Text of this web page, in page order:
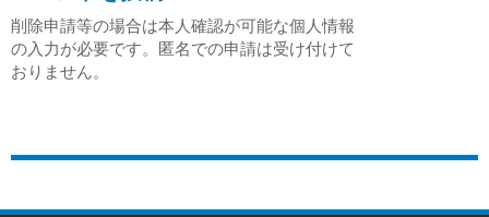
削除申請等の場合は本人確認が可能な個人情報
の入力が必要です。匿名での申請は受け付けて
おりません。